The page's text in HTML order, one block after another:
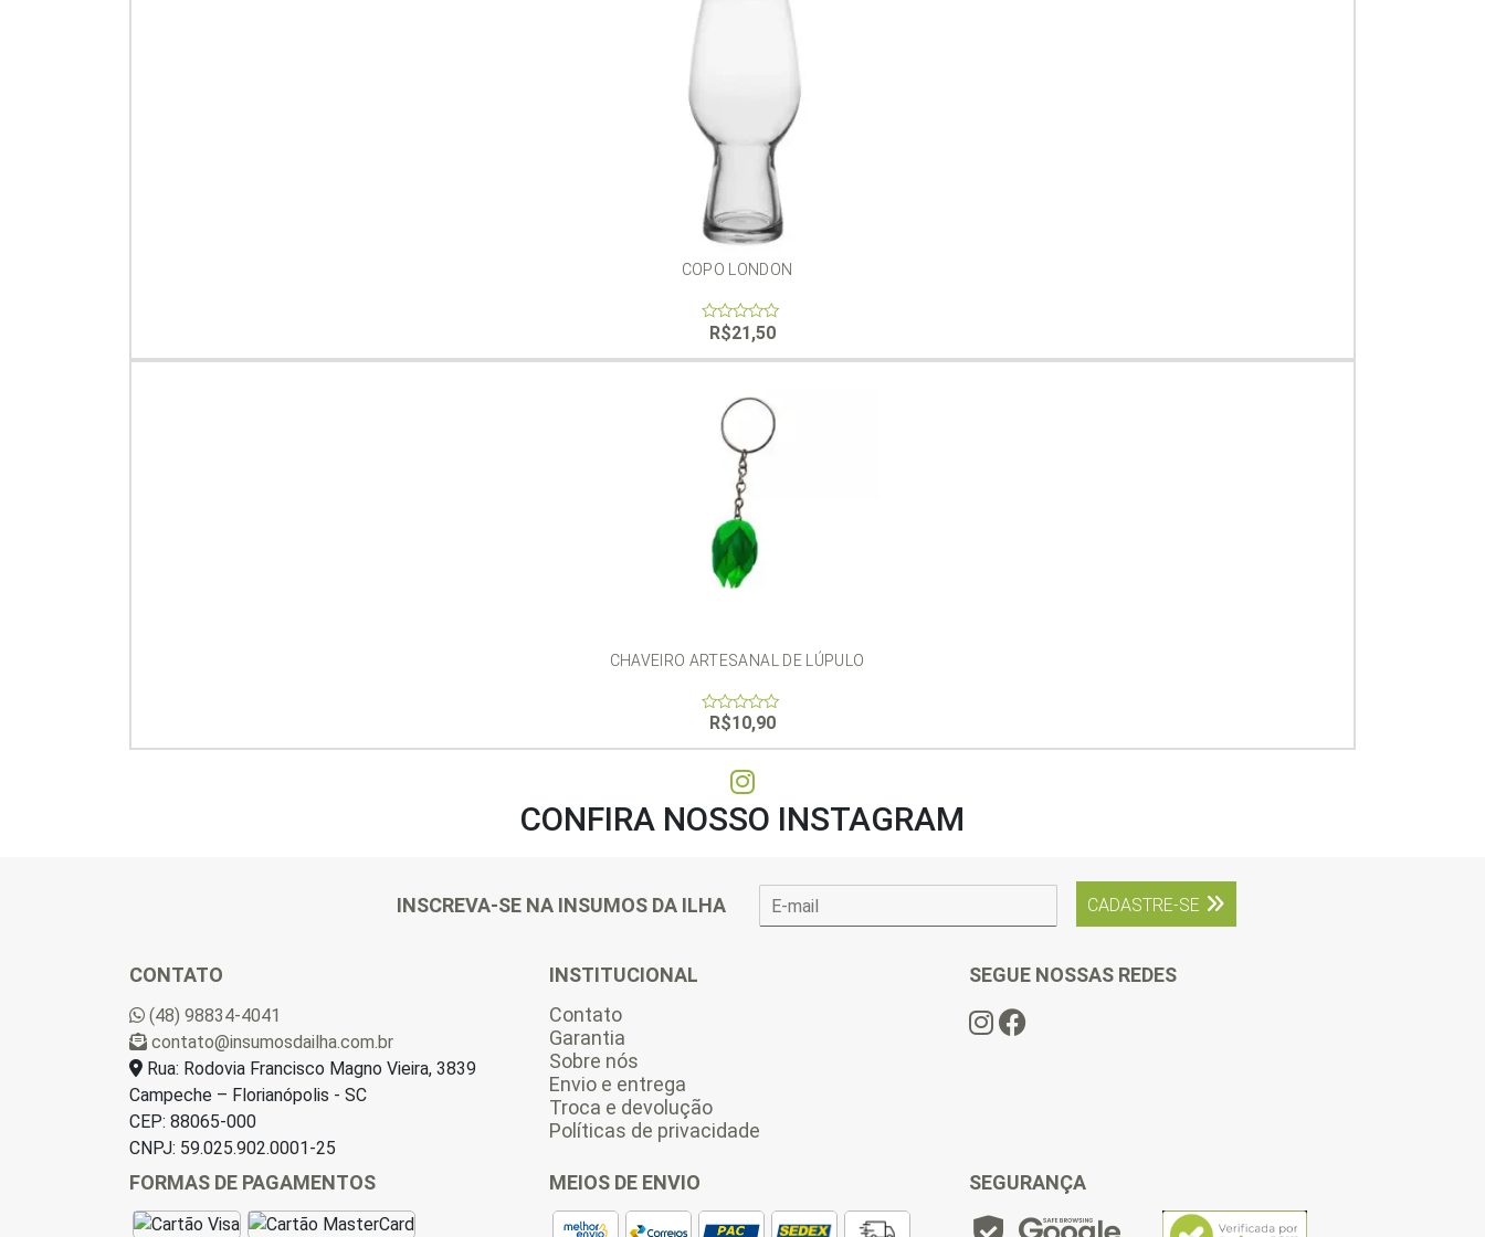
COPO LONDON
out
of
R$21,50
CHAVEIRO ARTESANAL DE LÚPULO
of
R$10,90
CONFIRA NOSSO INSTAGRAM
INSCREVA-SE NA INSUMOS DA ILHA CADASTRE-SE
CONTATO
(48) 98834-4041
contato@insumosdailha.com.br
Rua: Rodovia Francisco Magno Vieira, 3839
Campeche – Florianópolis - SC
CEP: 88065-000
CNPJ: 59.025.902.0001-25
INSTITUCIONAL
Contato
Garantia
Sobre nós
Envio e entrega
Troca e devolução
Políticas de privacidade
SEGUE NOSSAS REDES
FORMAS DE PAGAMENTOS MEIOS DE ENVIO SEGURANÇA